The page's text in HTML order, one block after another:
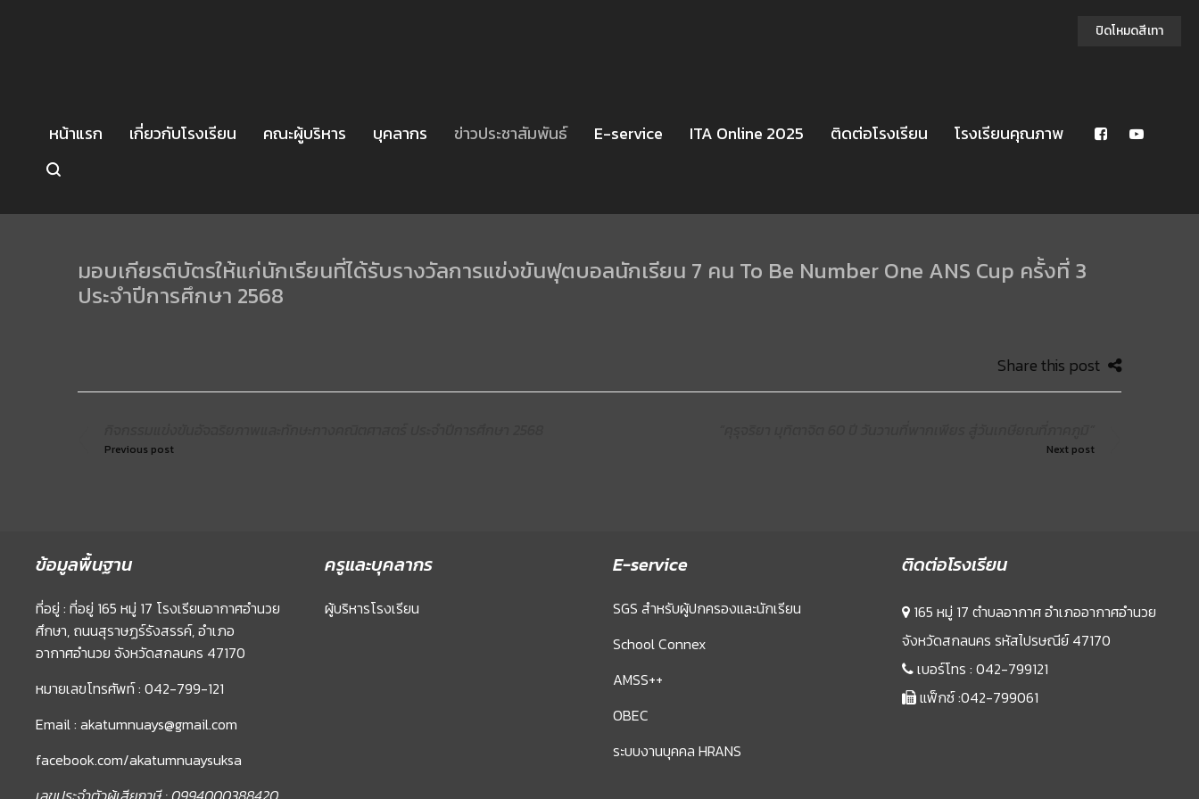
หน้าแรก เกี่ยวกับโรงเรียน คณะผู้บริหาร บุคลากร ข่าวประชาสัมพันธ์ E-service ITA Online 2025 ติดต่อโรงเรียน โรงเรียนคุณภาพ
มอบเกียรติบัตรให้แก่นักเรียนที่ได้รับรางวัลการแข่งขันฟุตบอลนักเรียน 7 คน To Be Number One ANS Cup ครั้งที่ 3
ประจำปีการศึกษา 2568
Share this post
Previous post Next post
ข้อมูลพื้นฐาน
ที่อยู่ : ที่อยู่ 165 หมู่ 17 โรงเรียนอากาศอำนวย
ศึกษา, ถนนสุราษฏร์รังสรรค์, อำเภอ
อากาศอำนวย จังหวัดสกลนคร 47170
หมายเลขโทรศัพท์ : 042-799-121
Email : akatumnuays@gmail.com
facebook.com/akatumnuaysuksa
ครูและบุคลากร
ผู้บริหารโรงเรียน
E-service
SGS สำหรับผู้ปกครองและนักเรียน
School Connex
AMSS++
OBEC
ระบบงานบุคคล HRANS
ติดต่อโรงเรียน
165 หมู่ 17 ตำบลอากาศ อำเภออากาศอำนวย
จังหวัดสกลนคร รหัสไปรษณีย์ 47170
เบอร์โทร : 042-799121
แฟ็กซ์ :042-799061
ปิดโหมดสีเทา